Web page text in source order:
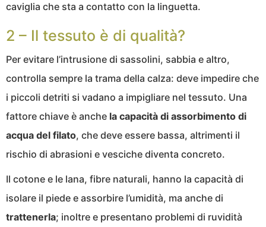
caviglia che sta a contatto con la linguetta.
2 – Il tessuto è di qualità?
Per evitare l’intrusione di sassolini, sabbia e altro,
controlla sempre la trama della calza: deve impedire che
i piccoli detriti si vadano a impigliare nel tessuto. Una
fattore chiave è anche la capacità di assorbimento di
acqua del filato, che deve essere bassa, altrimenti il
rischio di abrasioni e vesciche diventa concreto.
Il cotone e le lana, fibre naturali, hanno la capacità di
isolare il piede e assorbire l’umidità, ma anche di
trattenerla; inoltre e presentano problemi di ruvidità